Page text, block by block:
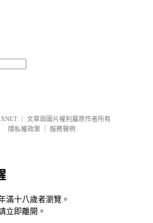
文章與圖片權利屬原作者所有
隱私權政策
服務聲明
滿十八歲者瀏覽。
立即離開。